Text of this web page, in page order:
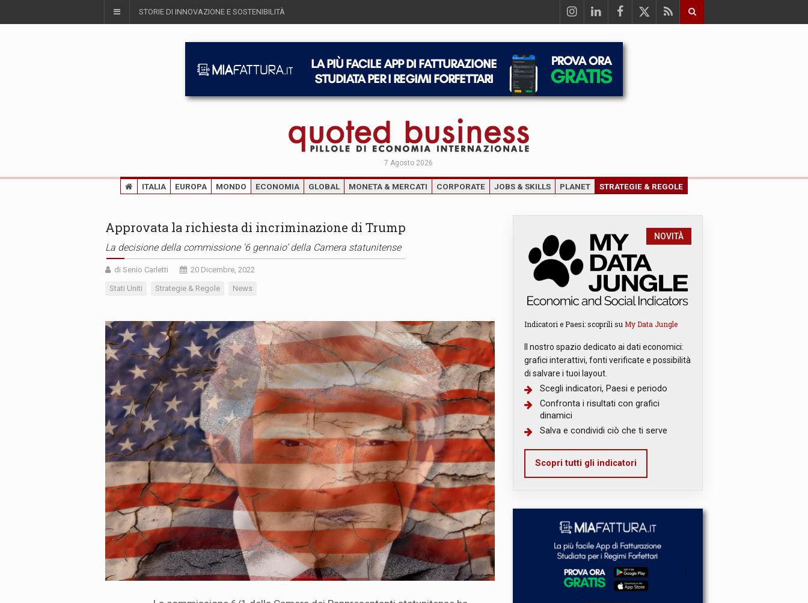
STORIE DI INNOVAZIONE E SOSTENIBILITÀ
7 Agosto 2026
ITALIA EUROPA MONDO ECONOMIA GLOBAL MONETA & MERCATI CORPORATE JOBS & SKILLS PLANET STRATEGIE & REGOLE
Approvata la richiesta di incriminazione di Trump
La decisione della commissione ‘6 gennaio’ della Camera statunitense
di Senio Carletti 20 Dicembre, 2022
Stati Uniti Strategie & Regole News
NOVITÀ
Indicatori e Paesi: scoprili su My Data Jungle
Il nostro spazio dedicato ai dati economici:
grafici interattivi, fonti verificate e possibilità
di salvare i tuoi layout.
Scegli indicatori, Paesi e periodo
Confronta i risultati con grafici
dinamici
Salva e condividi ciò che ti serve
Scopri tutti gli indicatori